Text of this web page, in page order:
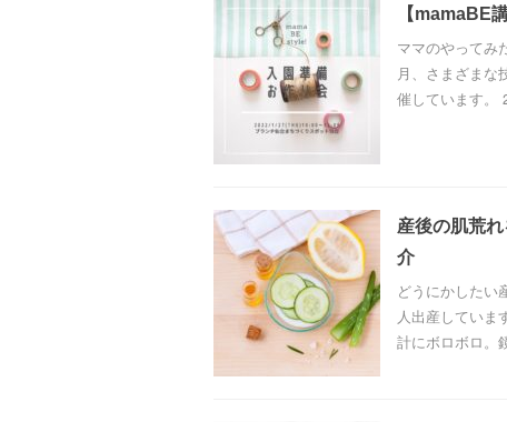
【mamaBE
ママのやってみ
月、さまざまな
催しています。
産後の肌荒
介
どうにかしたい
人出産していま
計にボロボロ。